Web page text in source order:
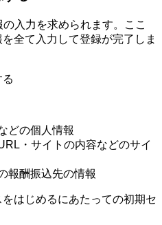
入力を求められます。ここ
全て入力して登録が完了しま
どの個人情報
・サイトの内容などのサイ
報酬振込先の情報
はじめるにあたっての初期セ